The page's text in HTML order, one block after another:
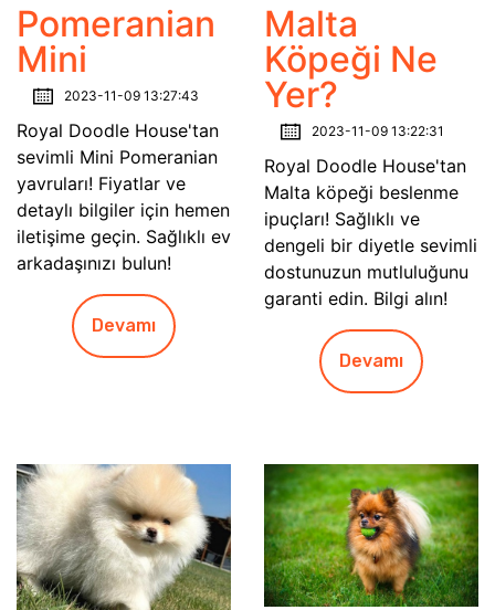
Pomeranian
Mini
2023-11-09 13:27:43
Royal Doodle House'tan
sevimli Mini Pomeranian
yavruları! Fiyatlar ve
detaylı bilgiler için hemen
iletişime geçin. Sağlıklı ev
arkadaşınızı bulun!
Devamı
Malta
Köpeği Ne
Yer?
2023-11-09 13:22:31
Royal Doodle House'tan
Malta köpeği beslenme
ipuçları! Sağlıklı ve
dengeli bir diyetle sevimli
dostunuzun mutluluğunu
garanti edin. Bilgi alın!
Devamı